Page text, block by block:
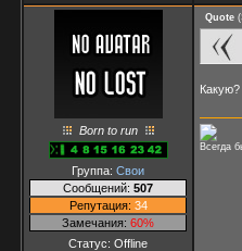
Born to run
Группа: Свои
Сообщений: 507
Репутация: 34
Замечания: 60%
Статус: Offline
Quote (
Всегда